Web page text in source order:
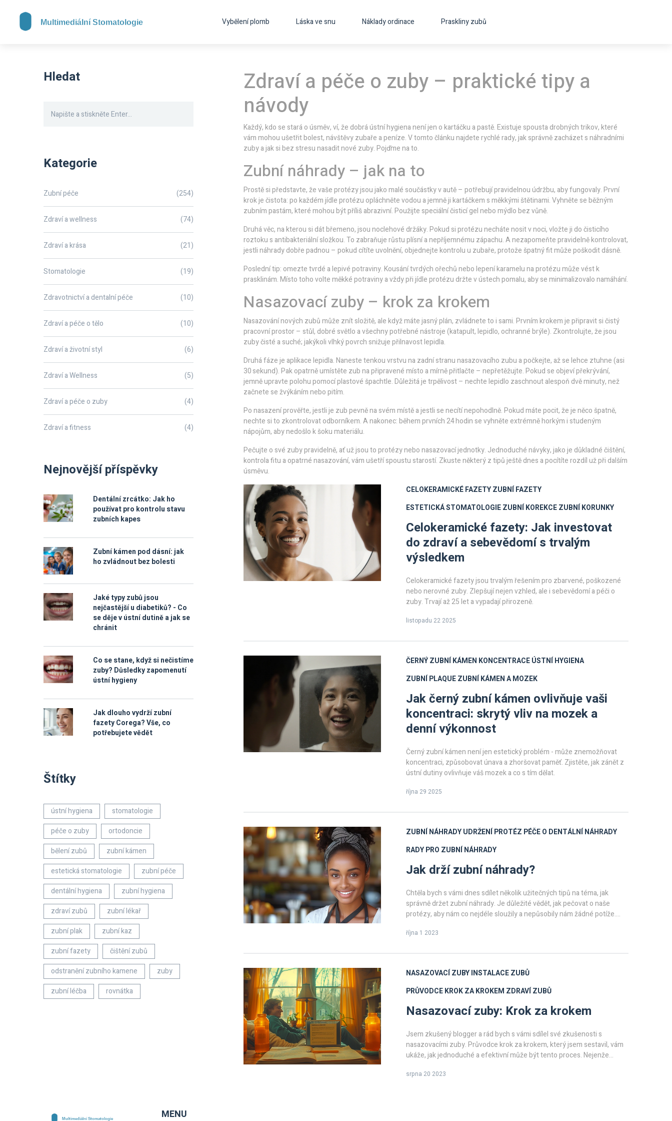
Vybělení plomb Láska ve snu Náklady ordinace Praskliny zubů
Zdraví a péče o zuby – praktické tipy a
návody
Každý, kdo se stará o úsměv, ví, že dobrá ústní hygiena není jen o kartáčku a pastě. Existuje spousta drobných trikov, které
vám mohou ušetřit bolest, návštěvy zubaře a peníze. V tomto článku najdete rychlé rady, jak správně zacházet s náhradními
zuby a jak si bez stresu nasadit nové zuby. Pojďme na to.
Zubní náhrady – jak na to
Prostě si představte, že vaše protézy jsou jako malé součástky v autě – potřebují pravidelnou údržbu, aby fungovaly. První
krok je čistota: po každém jídle protézu opláchněte vodou a jemně ji kartáčkem s měkkými štětinami. Vyhněte se běžným
zubním pastám, které mohou být příliš abrazivní. Použijte speciální čisticí gel nebo mýdlo bez vůně.
Druhá věc, na kterou si dát břemeno, jsou noclehové držáky. Pokud si protézu necháte nosit v noci, vložte ji do čisticího
roztoku s antibakteriální složkou. To zabraňuje růstu plísní a nepříjemnému zápachu. A nezapomeňte pravidelně kontrolovat,
jestli náhrady dobře padnou – pokud cítíte uvolnění, objednejte kontrolu u zubaře, protože špatný fit může poškodit dásně.
Poslední tip: omezte tvrdé a lepivé potraviny. Kousání tvrdých ořechů nebo lepení karamelu na protézu může vést k
prasklinám. Místo toho volte měkké potraviny a vždy při jídle protézu držte v ústech pomalu, aby se minimalizovalo namáhání.
Nasazovací zuby – krok za krokem
Nasazování nových zubů může znít složitě, ale když máte jasný plán, zvládnete to i sami. Prvním krokem je připravit si čistý
pracovní prostor – stůl, dobré světlo a všechny potřebné nástroje (katapult, lepidlo, ochranné brýle). Zkontrolujte, že jsou
zuby čisté a suché; jakýkoli vlhký povrch snižuje přilnavost lepidla.
Druhá fáze je aplikace lepidla. Naneste tenkou vrstvu na zadní stranu nasazovacího zubu a počkejte, až se lehce ztuhne (asi
30 sekund). Pak opatrně umístěte zub na připravené místo a mírně přitlačte – nepřetěžujte. Pokud se objeví překrývání,
jemně upravte polohu pomocí plastové špachtle. Důležitá je trpělivost – nechte lepidlo zaschnout alespoň dvě minuty, než
začnete se žvýkáním nebo pitím.
Po nasazení prověřte, jestli je zub pevně na svém místě a jestli se necítí nepohodlně. Pokud máte pocit, že je něco špatně,
nechte si to zkontrolovat odborníkem. A nakonec: během prvních 24 hodin se vyhněte extrémně horkým i studeným
nápojům, aby nedošlo k šoku materiálu.
Pečujte o své zuby pravidelně, ať už jsou to protézy nebo nasazovací jednotky. Jednoduché návyky, jako je důkladné čištění,
kontrola fitu a opatrné nasazování, vám ušetří spoustu starostí. Zkuste některý z tipů ještě dnes a pocítíte rozdíl už při dalším
úsměvu.
CELOKERAMICKÉ FAZETYZUBNÍ FAZETY
ESTETICKÁ STOMATOLOGIEZUBNÍ KOREKCEZUBNÍ KORUNKY
Celokeramické fazety: Jak investovat
do zdraví a sebevědomí s trvalým
výsledkem
Celokeramické fazety jsou trvalým řešením pro zbarvené, poškozené
nebo nerovné zuby. Zlepšují nejen vzhled, ale i sebevědomí a péči o
zuby. Trvají až 25 let a vypadají přirozeně.
listopadu 22 2025
ČERNÝ ZUBNÍ KÁMEN KONCENTRACEÚSTNÍ HYGIENA
ZUBNÍ PLAQUEZUBNÍ KÁMEN A MOZEK
Jak černý zubní kámen ovlivňuje vaši
koncentraci: skrytý vliv na mozek a
denní výkonnost
Černý zubní kámen není jen estetický problém - může znemožňovat
koncentraci, způsobovat únava a zhoršovat paměť. Zjistěte, jak zánět z
ústní dutiny ovlivňuje váš mozek a co s tím dělat.
října 29 2025
ZUBNÍ NÁHRADYUDRŽENÍ PROTÉZ PÉČE O DENTÁLNÍ NÁHRADY
RADY PRO ZUBNÍ NÁHRADY
Jak drží zubní náhrady?
Chtěla bych s vámi dnes sdílet několik užitečných tipů na téma, jak
správně držet zubní náhrady. Je důležité vědět, jak pečovat o naše
protézy, aby nám co nejdéle sloužily a nepůsobily nám žádné potíže.
komplikacím. Věřím, že vám moje zkušenosti a rady budou užitečné a
října 1 2023
NASAZOVACÍ ZUBYINSTALACE ZUBŮ
PRŮVODCE KROK ZA KROKEM ZDRAVÍ ZUBŮ
Nasazovací zuby: Krok za krokem
Jsem zkušený blogger a rád bych s vámi sdílel své zkušenosti s
nasazovacími zuby. Průvodce krok za krokem, který jsem sestavil, vám
ukáže, jak jednoduché a efektivní může být tento proces. Nejenže
Zapomeňte na starosti s bělením zubů a další péči - s nasazovacími
srpna 20 2023
Hledat
Kategorie
Zubní péče (254)
Zdraví a wellness (74)
Zdraví a krása (21)
Stomatologie (19)
Zdravotnictví a dentalní péče (10)
Zdraví a péče o tělo (10)
Zdraví a životní styl (6)
Zdraví a Wellness (5)
Zdraví a péče o zuby (4)
Zdraví a fitness (4)
Nejnovější příspěvky
Dentální zrcátko: Jak ho
používat pro kontrolu stavu
zubních kapes
Zubní kámen pod dásní: jak
ho zvládnout bez bolesti
Jaké typy zubů jsou
nejčastější u diabetiků? - Co
se děje v ústní dutině a jak se
chránit
Co se stane, když si nečistíme
zuby? Důsledky zapomenutí
ústní hygieny
Jak dlouho vydrží zubní
fazety Corega? Vše, co
potřebujete vědět
Štítky
ústní hygiena
stomatologie
péče o zuby
ortodoncie
bělení zubů
zubní kámen
estetická stomatologie
zubní péče
dentální hygiena
zubní hygiena
zdraví zubů
zubní lékař
zubní plak
zubní kaz
zubní fazety
čištění zubů
odstranění zubního kamene
zuby
zubní léčba
rovnátka
MENU